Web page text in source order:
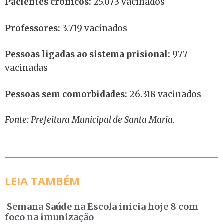
Professores: 3.719 vacinados
Pessoas ligadas ao sistema prisional: 977
vacinadas
Pessoas sem comorbidades: 26.318 vacinados
Fonte: Prefeitura Municipal de Santa Maria.
LEIA TAMBÉM
Semana Saúde na Escola inicia hoje 8 com
foco na imunização